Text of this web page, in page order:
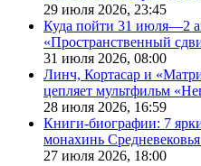
29 июля 2026, 23:45
Куда пойти 31 июля—2
«Пространственный
31 июля 2026, 08:00
Линч, Кортасар и
цепляет мультфильм
28 июля 2026, 16:59
Книги-биографии: 7
монахинь
27 июля 2026, 18:00